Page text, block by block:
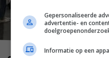
Gepersonaliseerde
advertentie- en
Informatie op een